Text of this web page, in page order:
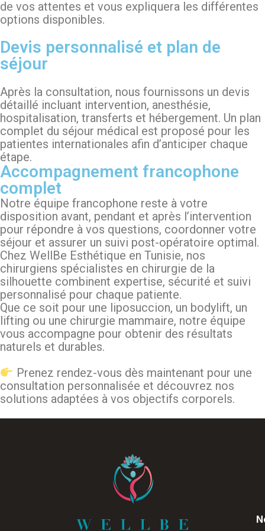
de vos attentes et vous expliquera les différentes
options disponibles.
Devis personnalisé et plan de
séjour
Après la consultation, nous fournissons un devis
détaillé incluant intervention, anesthésie,
hospitalisation, transferts et hébergement. Un plan
complet du séjour médical est proposé pour les
patientes internationales afin d’anticiper chaque
étape.
Accompagnement francophone
complet
Notre équipe francophone reste à votre
disposition avant, pendant et après l’intervention
pour répondre à vos questions, coordonner votre
séjour et assurer un suivi post-opératoire optimal.
Chez WellBe Esthétique en Tunisie, nos
chirurgiens spécialistes en chirurgie de la
silhouette combinent expertise, sécurité et suivi
personnalisé pour chaque patiente.
Que ce soit pour une liposuccion, un bodylift, un
lifting ou une chirurgie mammaire, notre équipe
vous accompagne pour obtenir des résultats
naturels et durables.
Prenez rendez-vous dès maintenant pour une
consultation personnalisée et découvrez nos
solutions adaptées à vos objectifs corporels.